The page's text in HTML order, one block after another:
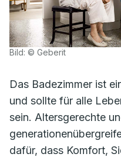
Bild: © Geberit
Das Badezimmer ist
und sollte für alle
sein. Altersgerechte
dafür, dass Komfort,